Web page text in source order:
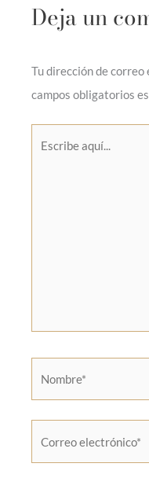
Deja un
Tu dirección de
campos obligatorios